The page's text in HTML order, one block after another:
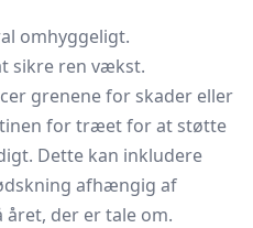
omhyggeligt.
sikre ren vækst.
grenene for skader eller
for træet for at støtte
Dette kan inkludere
afhængig af
der er tale om.